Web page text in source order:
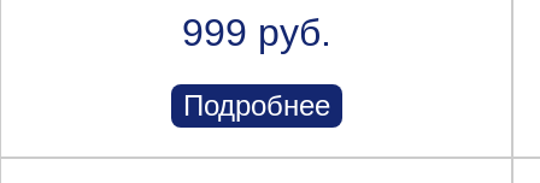
999 руб.
Подробнее